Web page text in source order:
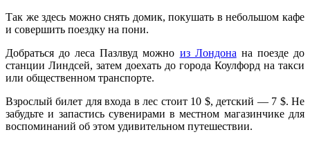
Так же здесь можно снять домик, покушать в небольшом кафе
и совершить поездку на пони.
Добраться до леса Пазлвуд можно из Лондона на поезде до
станции Линдсей, затем доехать до города Коулфорд на такси
или общественном транспорте.
Взрослый билет для входа в лес стоит 10 $, детский — 7 $. Не
забудьте и запастись сувенирами в местном магазинчике для
воспоминаний об этом удивительном путешествии.